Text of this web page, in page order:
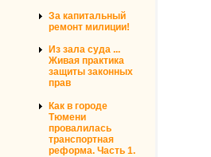
За капитальный
ремонт милиции!
Из зала суда ...
Живая практика
защиты законных
прав
Как в городе
Тюмени
провалилась
транспортная
реформа. Часть 1.